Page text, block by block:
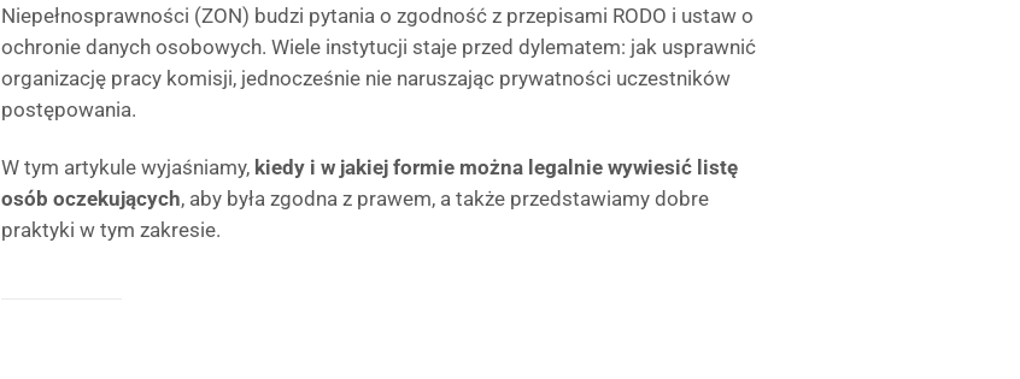
Niepełnosprawności (ZON) budzi pytania o zgodność z przepisami RODO i ustaw o
ochronie danych osobowych. Wiele instytucji staje przed dylematem: jak usprawnić
organizację pracy komisji, jednocześnie nie naruszając prywatności uczestników
postępowania.
W tym artykule wyjaśniamy, kiedy i w jakiej formie można legalnie wywiesić listę
osób oczekujących, aby była zgodna z prawem, a także przedstawiamy dobre
praktyki w tym zakresie.